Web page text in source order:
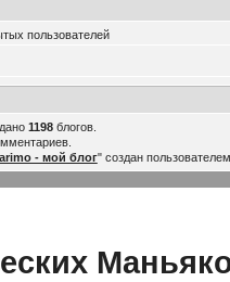
пользователей
1198блогов.
- мой блог" создан